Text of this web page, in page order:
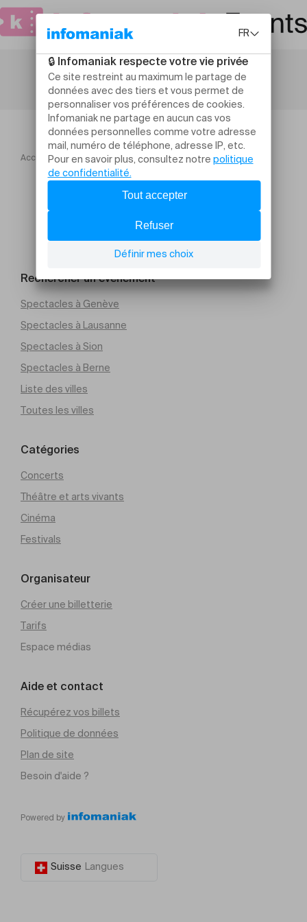
Accueil La Grande maison d'édition
Rechercher un évènement
Spectacles à Genève
Spectacles à Lausanne
Spectacles à Sion
Spectacles à Berne
Liste des villes
Toutes les villes
Catégories
Concerts
Théâtre et arts vivants
Cinéma
Festivals
Organisateur
Créer une billetterie
Tarifs
Espace médias
Aide et contact
Récupérez vos billets
Politique de données
Plan de site
Besoin d'aide ?
Powered by
Suisse Langues